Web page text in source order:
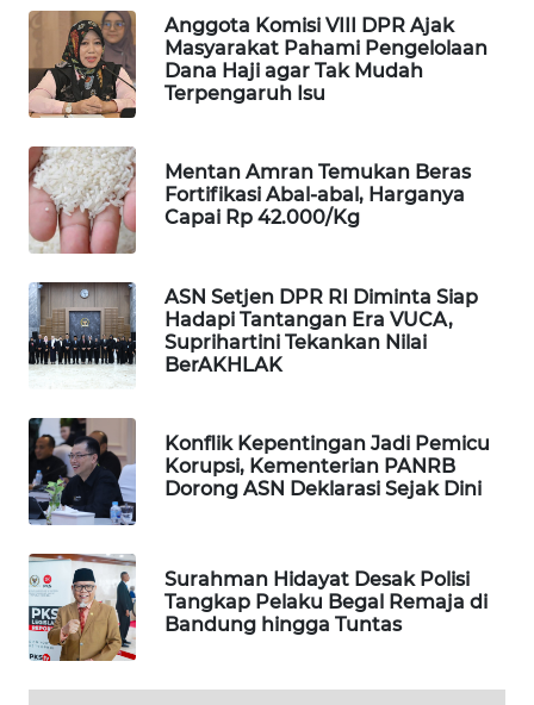
Anggota Komisi VIII DPR Ajak
Masyarakat Pahami Pengelolaan
Dana Haji agar Tak Mudah
Terpengaruh Isu
Mentan Amran Temukan Beras
Fortifikasi Abal-abal, Harganya
Capai Rp 42.000/Kg
ASN Setjen DPR RI Diminta Siap
Hadapi Tantangan Era VUCA,
Suprihartini Tekankan Nilai
BerAKHLAK
Konflik Kepentingan Jadi Pemicu
Korupsi, Kementerian PANRB
Dorong ASN Deklarasi Sejak Dini
Surahman Hidayat Desak Polisi
Tangkap Pelaku Begal Remaja di
Bandung hingga Tuntas
MAWAKA
ID
MARTABAT
NET
PLN
WATCH
LPKKI
KOPEKLIN
PORTAL
KONSUMEN
FORWAMKI